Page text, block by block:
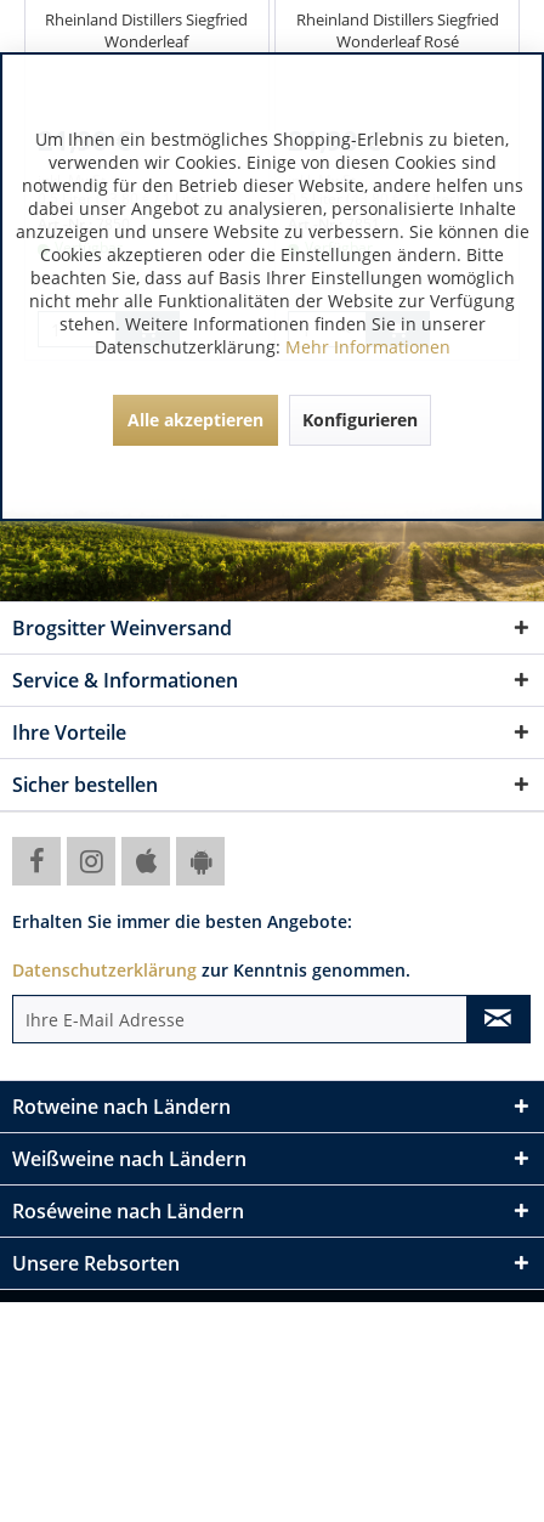
Rheinland Distillers Siegfried
Wonderleaf
21,90 €
inkl. MwSt.
0.5 Liter(43,80 € / 1 Liter)
Art.-Nr.: 7850
Verfügbar
Rheinland Distillers Siegfried
Wonderleaf Rosé
21,90 €
inkl. MwSt.
0.5 Liter(43,80 € / 1 Liter)
Art.-Nr.: 7851
Verfügbar
Brogsitter Weinversand
Service & Informationen
Ihre Vorteile
Sicher bestellen
Erhalten Sie immer die besten Angebote:
Datenschutzerklärung zur Kenntnis genommen.
Rotweine nach Ländern
Weißweine nach Ländern
Roséweine nach Ländern
Unsere Rebsorten
Um Ihnen ein bestmögliches Shopping-Erlebnis zu bieten,
verwenden wir Cookies. Einige von diesen Cookies sind
notwendig für den Betrieb dieser Website, andere helfen uns
dabei unser Angebot zu analysieren, personalisierte Inhalte
anzuzeigen und unsere Website zu verbessern. Sie können die
Cookies akzeptieren oder die Einstellungen ändern. Bitte
beachten Sie, dass auf Basis Ihrer Einstellungen womöglich
nicht mehr alle Funktionalitäten der Website zur Verfügung
stehen. Weitere Informationen finden Sie in unserer
Datenschutzerklärung: Mehr Informationen
Alle akzeptieren Konfigurieren